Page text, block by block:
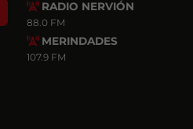
Search RADIO NERVIÓN
88.0 FM
MERINDADES
107.9 FM